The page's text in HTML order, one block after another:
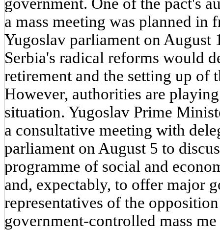
a mass meeting was planned
Yugoslav parliament on August
Serbia's radical reforms would
retirement and the setting up of
However, authorities are
situation. Yugoslav Prime
a consultative meeting with
parliament on August 5 to
programme of social and
and, expectably, to offer major
representatives of the
government-controlled mass